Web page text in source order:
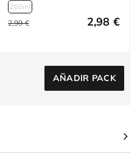
200ml
2,99 € 2,98 €
AÑADIR PACK